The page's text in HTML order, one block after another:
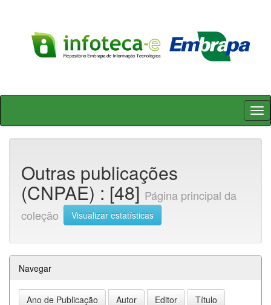
Skip
Outras publicações
(CNPAE) : [48]Página principal da
coleção
Visualizar estatísticas
Navegar